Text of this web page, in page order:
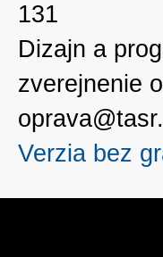
131
Dizajn a
zverejnenie
Verzia bez